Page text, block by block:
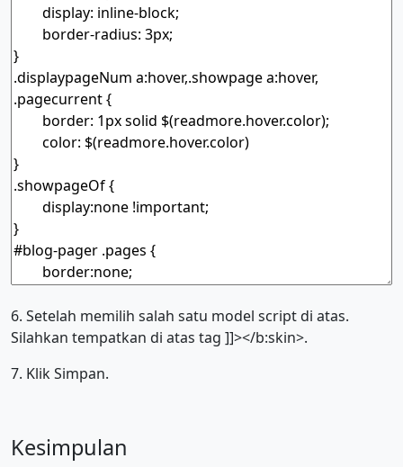
6. Setelah memilih salah satu model script di atas.
Silahkan tempatkan di atas tag ]]></b:skin>.
7. Klik Simpan.
Kesimpulan